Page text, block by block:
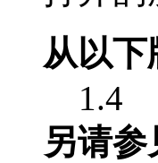
从以下
1.4
另请参